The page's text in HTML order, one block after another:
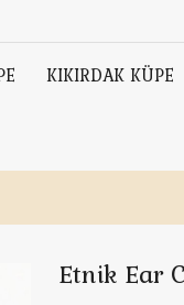
KIKIRDAK KÜPE
Etnik Ear